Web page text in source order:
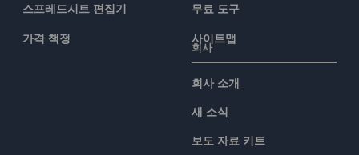
스프레드시트 편집기
가격 책정
무료 도구
사이트맵
회사
회사 소개
새 소식
보도 자료 키트